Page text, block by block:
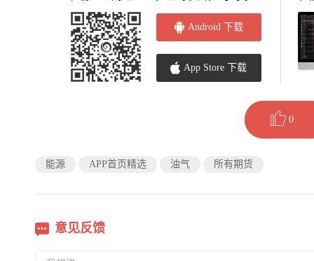
Android 下载
App Store 下载
0
能源 APP首页精选 油气 所有期货
意见反馈